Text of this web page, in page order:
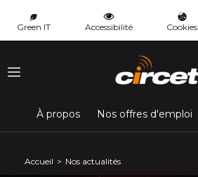
Green IT Accessibilité Cookies
Menu
À propos Nos offres d'emploi
Accueil Nos actualités